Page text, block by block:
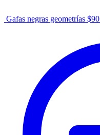
Gafas negras geometrías $